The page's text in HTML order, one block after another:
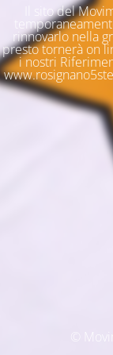
Il sito del
rinnovarlo nella
presto tornerà on
i nostri
©